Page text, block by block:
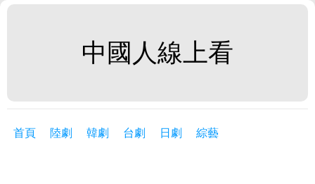
中國人線上看
首頁 陸劇 韓劇 台劇 日劇 綜藝